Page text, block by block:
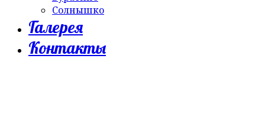
Солнышко
Галерея
Контакты